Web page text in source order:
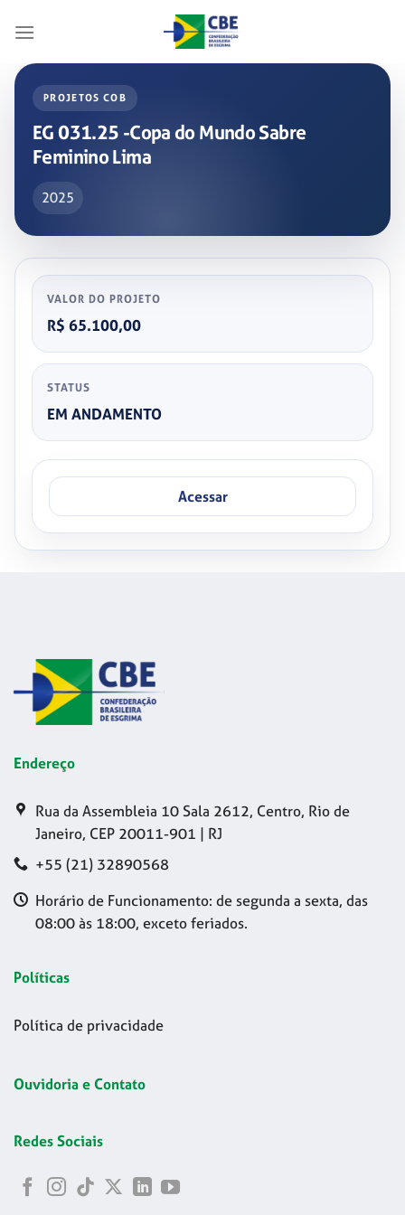
PROJETOS COB
EG 031.25 -Copa do Mundo Sabre
Feminino Lima
2025
VALOR DO PROJETO
R$ 65.100,00
STATUS
EM ANDAMENTO
Acessar
Endereço
Rua da Assembleia 10 Sala 2612, Centro, Rio de
Janeiro, CEP 20011-901 | RJ
+55 (21) 32890568
Horário de Funcionamento: de segunda a sexta, das
08:00 às 18:00, exceto feriados.
Políticas
Política de privacidade
Ouvidoria e Contato
Redes Sociais